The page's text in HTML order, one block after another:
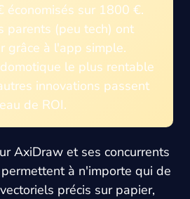
économisés sur 1800 €.
parents (peu tech) ont
grâce à l'app simple.
le plus rentable
innovations passent
de ROI.
AxiDraw et ses concurrents
à n'importe qui de
précis sur papier,